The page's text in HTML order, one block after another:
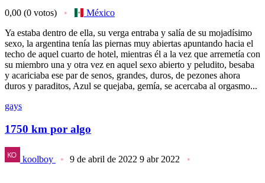
0,00 (0 votos)
México
Ya estaba dentro de ella, su verga entraba y salía de su mojadísimo
sexo, la argentina tenía las piernas muy abiertas apuntando hacia el
techo de aquel cuarto de hotel, mientras él a la vez que arremetía con
su miembro una y otra vez en aquel sexo abierto y peludito, besaba
y acariciaba ese par de senos, grandes, duros, de pezones ahora
duros y paraditos, Azul se quejaba, gemía, se acercaba al orgasmo...
gays
1750 km por algo
koolboy 9 de abril de 2022 9 abr 2022